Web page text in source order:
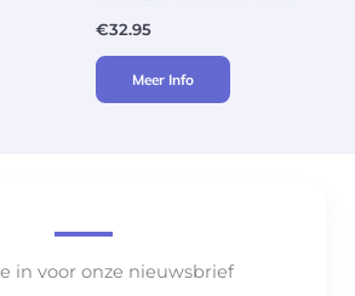
€32.95
Meer Info
in voor onze nieuwsbrief